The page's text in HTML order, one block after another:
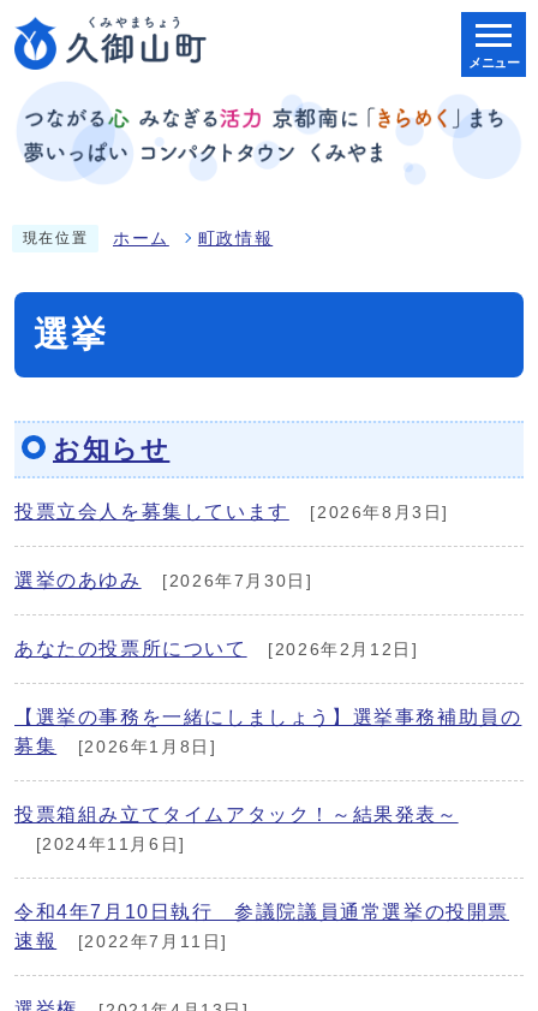
メニュー
現在位置 ホーム 町政情報
選挙
お知らせ
投票立会人を募集しています [2026年8月3日]
選挙のあゆみ [2026年7月30日]
あなたの投票所について [2026年2月12日]
【選挙の事務を一緒にしましょう】選挙事務補助員の
募集
[2026年1月8日]
投票箱組み立てタイムアタック！～結果発表～
[2024年11月6日]
令和4年7月10日執行 参議院議員通常選挙の投開票
速報
[2022年7月11日]